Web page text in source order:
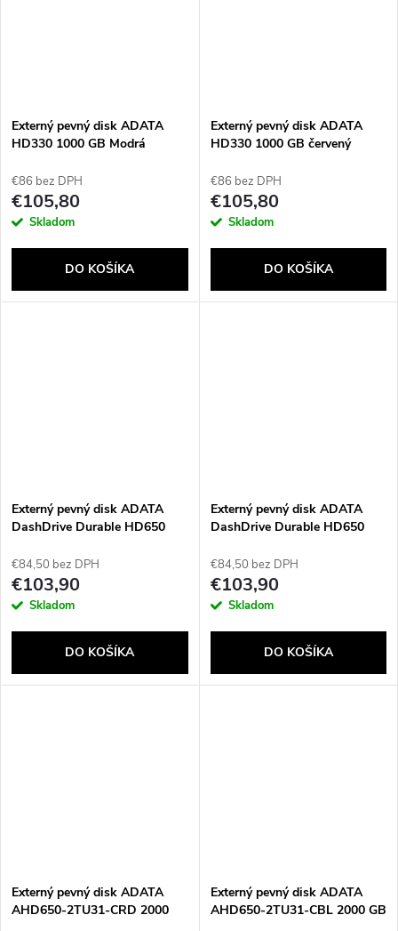
Externý pevný disk ADATA
HD330 1000 GB Modrá
€86 bez DPH
€105,80
Skladom
DO KOŠÍKA
Externý pevný disk ADATA
HD330 1000 GB červený
€86 bez DPH
€105,80
Skladom
DO KOŠÍKA
Externý pevný disk ADATA
DashDrive Durable HD650
€84,50 bez DPH
€103,90
Skladom
DO KOŠÍKA
Externý pevný disk ADATA
DashDrive Durable HD650
€84,50 bez DPH
€103,90
Skladom
DO KOŠÍKA
Externý pevný disk ADATA
AHD650-2TU31-CRD 2000
Externý pevný disk ADATA
AHD650-2TU31-CBL 2000 GB